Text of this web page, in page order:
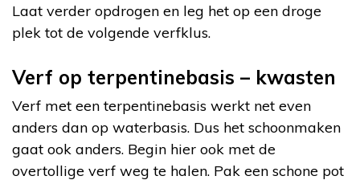
Laat verder opdrogen en leg het op een droge
plek tot de volgende verfklus.
Verf op terpentinebasis – kwasten
Verf met een terpentinebasis werkt net even
anders dan op waterbasis. Dus het schoonmaken
gaat ook anders. Begin hier ook met de
overtollige verf weg te halen. Pak een schone pot